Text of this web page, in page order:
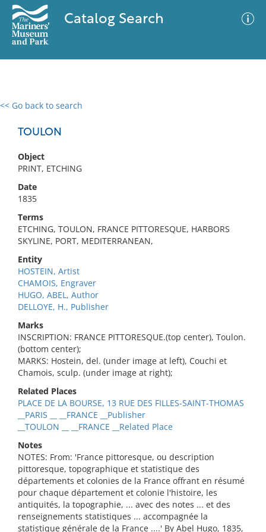
Catalog Search
<< Go back to search
TOULON
Object
PRINT, ETCHING
Date
1835
Terms
ETCHING, TOULON, FRANCE PITTORESQUE, HARBORS
SKYLINE, PORT, MEDITERRANEAN,
Entity
HOSTEIN, Artist
CHAMOIS, Engraver
HUGO, ABEL, Author
DELLOYE, H., Publisher
Marks
INSCRIPTION: FRANCE PITTORESQUE.(top center), Toulon.
(bottom center);
MARKS: Hostein, del. (under image at left), Couchi et
Chamois, sculp. (under image at right);
Related Places
PLACE DE LA BOURSE, 13 RUE DES FILLES-SAINT-THOMAS
__PARIS __ __FRANCE __Publisher
__TOULON __ __FRANCE __Related Place
Notes
NOTES: From: 'France pittoresque, ou description
pittoresque, topographique et statistique des
départements et colonies de la France offrant en résumé
pour chaque département et colonie l'histoire, les
antiquités, la topographie, ... avec des notes ... et des
renseignements statistiques ... accompagnée la
statistique générale de la France ....' By Abel Hugo, 1835,
0 results